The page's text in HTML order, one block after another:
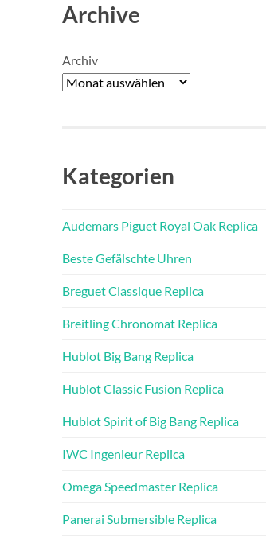
Archive
Archiv
Kategorien
Audemars Piguet Royal Oak Replica
Beste Gefälschte Uhren
Breguet Classique Replica
Breitling Chronomat Replica
Hublot Big Bang Replica
Hublot Classic Fusion Replica
Hublot Spirit of Big Bang Replica
IWC Ingenieur Replica
Omega Speedmaster Replica
Panerai Submersible Replica